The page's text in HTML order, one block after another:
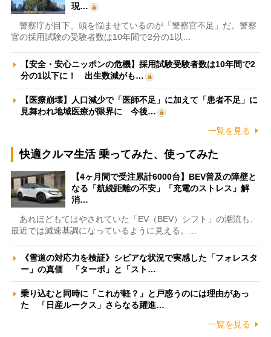
現…
警察庁が目下、頭を悩ませているのが「警察官不足」だ。警察
官の採用試験の受験者数は10年間で2分の1以…
【安全・安心ニッポンの危機】採用試験受験者数は10年間で2
分の1以下に！ 出生数減がも…
【医療崩壊】人口減少で「医師不足」に加えて「患者不足」に
見舞われ地域医療が限界に 今後…
一覧を見る
快適クルマ生活 乗ってみた、使ってみた
【4ヶ月間で受注累計6000台】BEV普及の障壁と
なる「航続距離の不安」「充電のストレス」解
消…
あれほどもてはやされていた「EV（BEV）シフト」の潮流も、
最近では減速基調になっているように見える。…
《雪道の対応力を検証》シビアな状況で実感した「フォレスタ
ー」の真価 「ターボ」と「スト…
乗り込むと同時に「これが軽？」と戸惑うのには理由があっ
た 「日産ルークス」さらなる躍進…
一覧を見る